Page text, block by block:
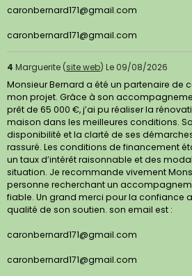
caronbernard171@gmail.com
caronbernard171@gmail.com
4 Marguerite (site web) Le 09/08/2026
Monsieur Bernard a été un partenaire de
mon projet. Grâce à son
prêt de 65 000 €, j’ai pu réaliser la
maison dans les meilleures conditions.
disponibilité et la clarté de ses
rassuré. Les conditions de financement
un taux d’intérêt raisonnable et des
situation. Je recommande vivement
personne recherchant un
fiable. Un grand merci pour la confiance
qualité de son soutien. son email est :
caronbernard171@gmail.com
caronbernard171@gmail.com